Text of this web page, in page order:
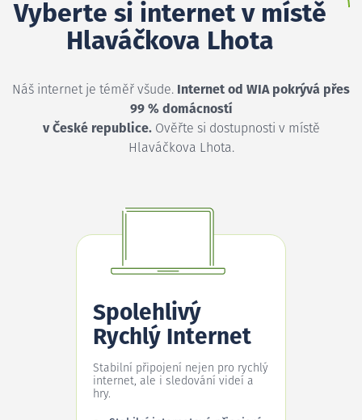
Vyberte si internet v místě
Hlaváčkova Lhota
Náš internet je téměř všude. Internet od WIA pokrývá přes
99 % domácností
v České republice.Ověřte si dostupnosti v místě
Hlaváčkova Lhota.
Spolehlivý
Rychlý Internet
Stabilní připojení nejen pro rychlý
internet, ale i sledování videí a
hry.